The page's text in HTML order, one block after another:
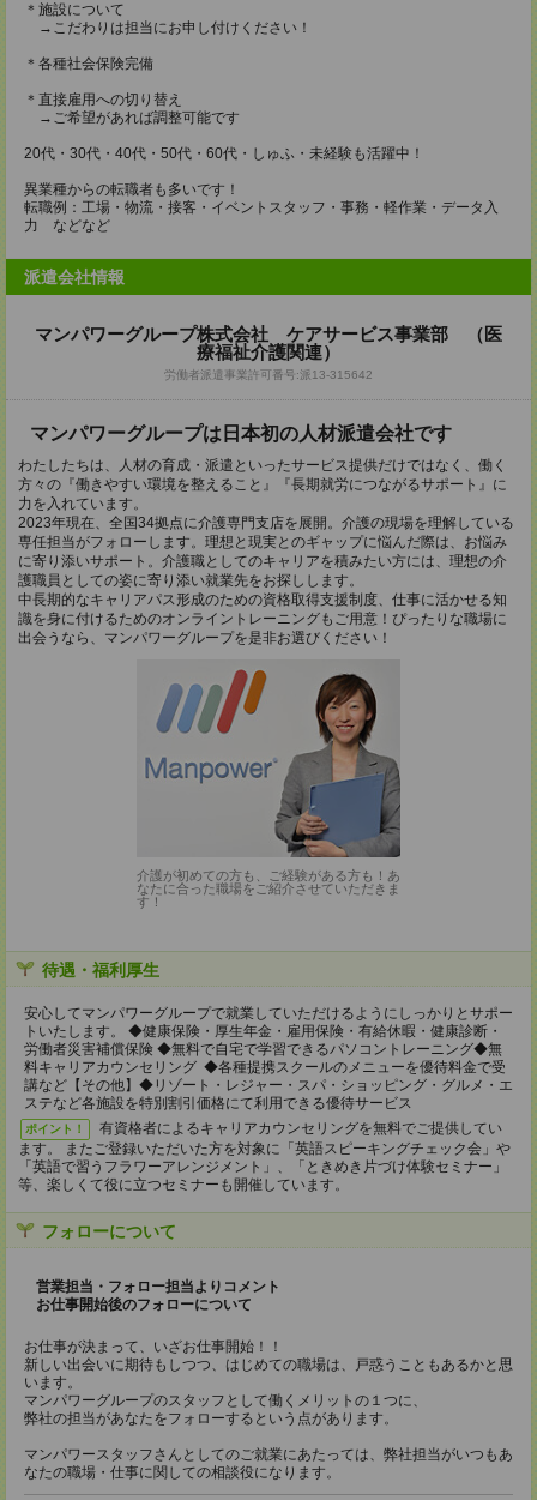
＊施設について
→こだわりは担当にお申し付けください！
＊各種社会保険完備
＊直接雇用への切り替え
→ご希望があれば調整可能です
20代・30代・40代・50代・60代・しゅふ・未経験も活躍中！
異業種からの転職者も多いです！
転職例：工場・物流・接客・イベントスタッフ・事務・軽作業・データ入
力 などなど
派遣会社情報
マンパワーグループ株式会社 ケアサービス事業部 （医
療福祉介護関連）
労働者派遣事業許可番号:派13-315642
マンパワーグループは日本初の人材派遣会社です
わたしたちは、人材の育成・派遣といったサービス提供だけではなく、働く
方々の『働きやすい環境を整えること』『長期就労につながるサポート』に
力を入れています。
2023年現在、全国34拠点に介護専門支店を展開。介護の現場を理解している
専任担当がフォローします。理想と現実とのギャップに悩んだ際は、お悩み
に寄り添いサポート。介護職としてのキャリアを積みたい方には、理想の介
護職員としての姿に寄り添い就業先をお探しします。
中長期的なキャリアパス形成のための資格取得支援制度、仕事に活かせる知
識を身に付けるためのオンライントレーニングもご用意！ぴったりな職場に
出会うなら、マンパワーグループを是非お選びください！
介護が初めての方も、ご経験がある方も！あ
なたに合った職場をご紹介させていただきま
す！
待遇・福利厚生
安心してマンパワーグループで就業していただけるようにしっかりとサポー
トいたします。 ◆健康保険・厚生年金・雇用保険・有給休暇・健康診断・
労働者災害補償保険 ◆無料で自宅で学習できるパソコントレーニング◆無
料キャリアカウンセリング ◆各種提携スクールのメニューを優待料金で受
講など【その他】◆リゾート・レジャー・スパ・ショッピング・グルメ・エ
ステなど各施設を特別割引価格にて利用できる優待サービス
ポイント！
有資格者によるキャリアカウンセリングを無料でご提供してい
ます。 またご登録いただいた方を対象に「英語スピーキングチェック会」や
「英語で習うフラワーアレンジメント」、「ときめき片づけ体験セミナー」
等、楽しくて役に立つセミナーも開催しています。
フォローについて
営業担当・フォロー担当よりコメント
お仕事開始後のフォローについて
お仕事が決まって、いざお仕事開始！！
新しい出会いに期待もしつつ、はじめての職場は、戸惑うこともあるかと思
います。
マンパワーグループのスタッフとして働くメリットの１つに、
弊社の担当があなたをフォローするという点があります。
マンパワースタッフさんとしてのご就業にあたっては、弊社担当がいつもあ
なたの職場・仕事に関しての相談役になります。